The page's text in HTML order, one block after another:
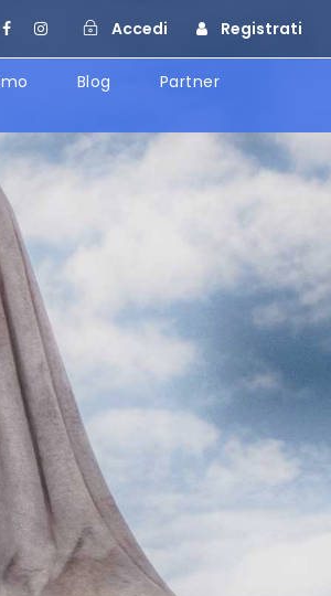
Accedi Registrati
Blog Partner